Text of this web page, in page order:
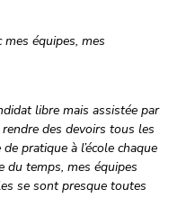
mes équipes, mes
libre mais assistée par
rendre des devoirs tous les
pratique à l’école chaque
du temps, mes équipes
se sont presque toutes